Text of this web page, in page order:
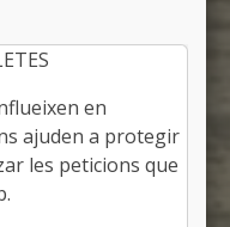
en
ajuden a protegir
les peticions que